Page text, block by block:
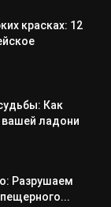
красках: 12
Как
ладони
Разрушаем